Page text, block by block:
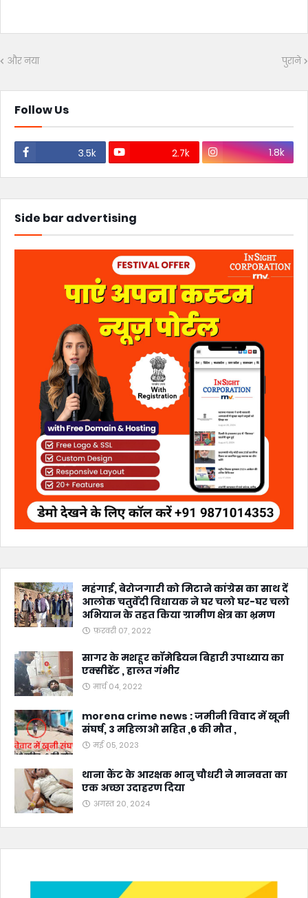
और नया पुराने
Follow Us
3.5k 2.7k 1.8k
Side bar advertising
महंगाई, बेरोजगारी को मिटाने कांग्रेस का साथ दें
आलोक चतुर्वेदी विधायक ने घर चलो घर-घर चलो
अभियान के तहत किया ग्रामीण क्षेत्र का भ्रमण
फ़रवरी 07, 2022
सागर के मशहूर कॉमेडियन बिहारी उपाध्याय का
एक्सीडेंट , हालत गंभीर
मार्च 04, 2022
morena crime news : जमीनी विवाद में खूनी
संघर्ष, 3 महिलाओ सहित ,6 की मौत ,
मई 05, 2023
थाना कैंट के आरक्षक भानु चौधरी ने मानवता का
एक अच्छा उदाहरण दिया
अगस्त 20, 2024